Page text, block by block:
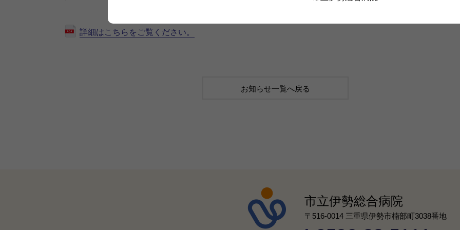
詳細はこちらをご覧ください。
お知らせ一覧へ戻る
市立伊勢総合病院
〒516-0014 三重県伊勢市楠部町3038番地